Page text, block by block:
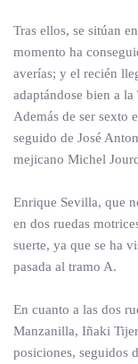
Tras ellos, se sitúan
momento ha
averías; y el recién
adaptándose bien a
Además de ser sexto
seguido de José
mejicano Michel
Enrique Sevilla, que
en dos ruedas
suerte, ya que se ha
pasada al tramo A.
En cuanto a las dos
Manzanilla, Iñaki
posiciones, seguidos